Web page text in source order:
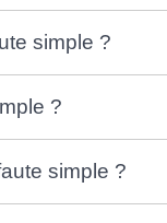
simple ?
?
simple ?